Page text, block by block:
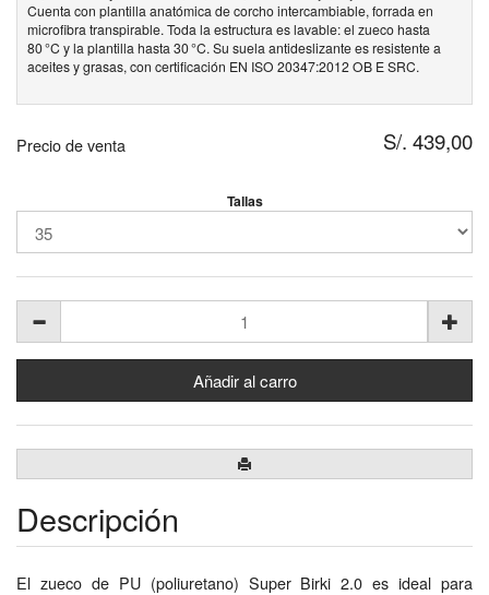
Cuenta con plantilla anatómica de corcho intercambiable, forrada en
microfibra transpirable. Toda la estructura es lavable: el zueco hasta
80 °C y la plantilla hasta 30 °C. Su suela antideslizante es resistente a
aceites y grasas, con certificación EN ISO 20347:2012 OB E SRC.
Precio de venta S/. 439,00
Tallas
Descripción
El zueco de PU (poliuretano) Super Birki 2.0 es ideal para